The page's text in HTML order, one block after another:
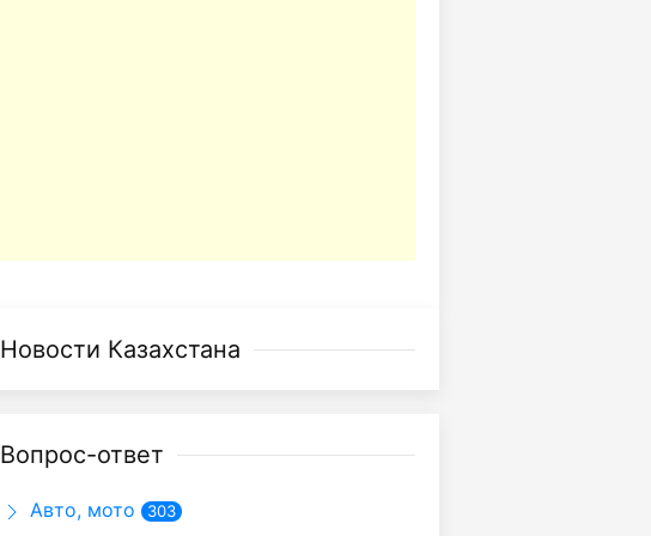
Новости Казахстана
Вопрос-ответ
Авто, мото 303